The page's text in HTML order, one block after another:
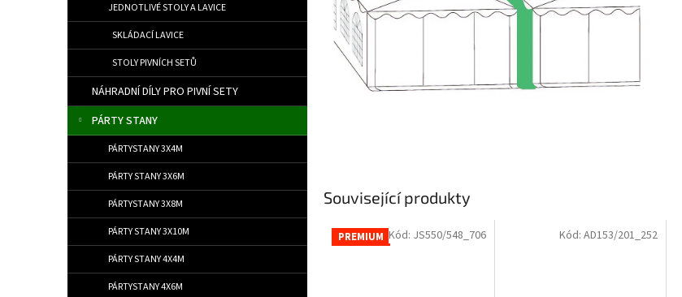
JEDNOTLIVÉ STOLY A LAVICE
SKLÁDACÍ LAVICE
STOLY PIVNÍCH SETŮ
NÁHRADNÍ DÍLY PRO PIVNÍ SETY
PÁRTY STANY
PÁRTYSTANY 3X4M
PÁRTY STANY 3X6M
PÁRTYSTANY 3X8M
PÁRTY STANY 3X10M
PÁRTY STANY 4X4M
PÁRTYSTANY 4X6M
Související produkty
PREMIUM Kód: JS550/548_706 Kód: AD153/201_252